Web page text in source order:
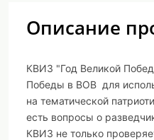
Описание
КВИЗ "Год Великой
Победы в ВОВ для
на тематической
есть вопросы о
КВИЗ не только